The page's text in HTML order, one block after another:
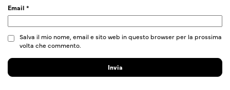
Email *
Salva il mio nome, email e sito web in questo browser per la prossima
volta che commento.